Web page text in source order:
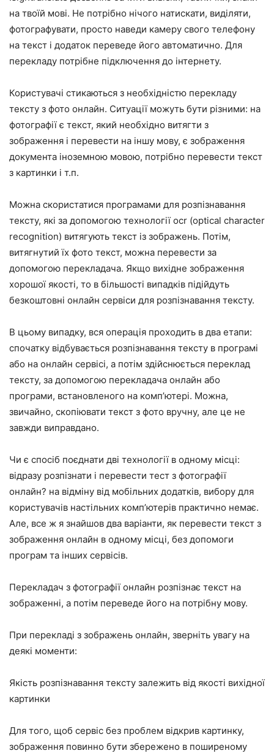
на твоїй мові. Не потрібно нічого натискати, виділяти,
фотографувати, просто наведи камеру свого телефону
на текст і додаток переведе його автоматично. Для
перекладу потрібне підключення до інтернету.
Користувачі стикаються з необхідністю перекладу
тексту з фото онлайн. Ситуації можуть бути різними: на
фотографії є текст, який необхідно витягти з
зображення і перевести на іншу мову, є зображення
документа іноземною мовою, потрібно перевести текст
з картинки і т.п.
Можна скористатися програмами для розпізнавання
тексту, які за допомогою технології ocr (optical character
recognition) витягують текст із зображень. Потім,
витягнутий їх фото текст, можна перевести за
допомогою перекладача. Якщо вихідне зображення
хорошої якості, то в більшості випадків підійдуть
безкоштовні онлайн сервіси для розпізнавання тексту.
В цьому випадку, вся операція проходить в два етапи:
спочатку відбувається розпізнавання тексту в програмі
або на онлайн сервісі, а потім здійснюється переклад
тексту, за допомогою перекладача онлайн або
програми, встановленого на комп’ютері. Можна,
звичайно, скопіювати текст з фото вручну, але це не
завжди виправдано.
Чи є спосіб поєднати дві технології в одному місці:
відразу розпізнати і перевести тест з фотографії
онлайн? на відміну від мобільних додатків, вибору для
користувачів настільних комп’ютерів практично немає.
Але, все ж я знайшов два варіанти, як перевести текст з
зображення онлайн в одному місці, без допомоги
програм та інших сервісів.
Перекладач з фотографії онлайн розпізнає текст на
зображенні, а потім переведе його на потрібну мову.
При перекладі з зображень онлайн, зверніть увагу на
деякі моменти:
Якість розпізнавання тексту залежить від якості вихідної
картинки
Для того, щоб сервіс без проблем відкрив картинку,
зображення повинно бути збережено в поширеному